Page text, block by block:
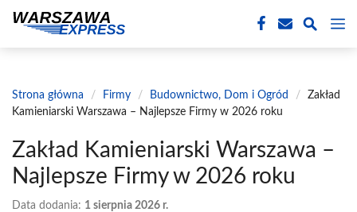
treści
Strona główna / Firmy / Budownictwo, Dom i Ogród /
Zakład
Kamieniarski Warszawa – Najlepsze Firmy w 2026 roku
Zakład Kamieniarski Warszawa –
Najlepsze Firmy w 2026 roku
Data dodania: 1 sierpnia 2026 r.